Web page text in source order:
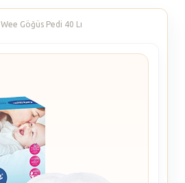
Wee Göğüs Pedi 40 Lı